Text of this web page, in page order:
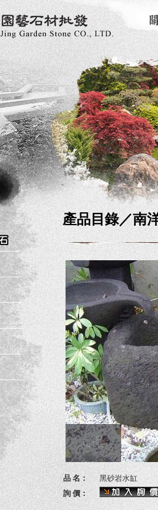
產品目錄／南
品 名：
黑砂岩水缸
詢 價：